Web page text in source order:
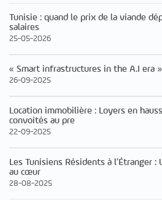
Tunisie : quand le prix de la viande
salaires
25-05-2026
« Smart infrastructures in the A.I era
26-09-2025
Location immobilière : Loyers en
convoités au pre
22-09-2025
Les Tunisiens Résidents à l’Étranger :
au cœur
28-08-2025